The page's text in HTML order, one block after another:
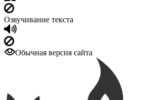
Озвучивание текста
Обычная версия сайта